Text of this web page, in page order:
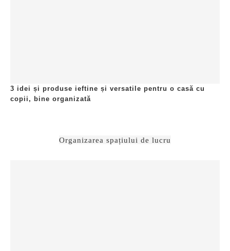
3 idei și produse ieftine și versatile pentru o casă cu
copii, bine organizată
Organizarea spațiului de lucru